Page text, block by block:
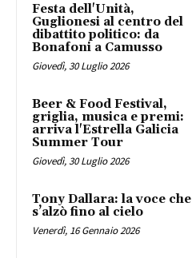
Festa dell'Unità,
Guglionesi al centro del
dibattito politico: da
Bonafoni a Camusso
Giovedì, 30 Luglio 2026
Beer & Food Festival,
griglia, musica e premi:
arriva l'Estrella Galicia
Summer Tour
Giovedì, 30 Luglio 2026
Tony Dallara: la voce che
s’alzò fino al cielo
Venerdì, 16 Gennaio 2026